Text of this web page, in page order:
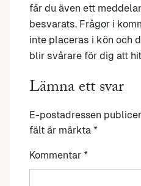
får du även ett
besvarats. Frågor i
inte placeras i kön och
blir svårare för dig att
Lämna ett svar
E-postadressen
fält är märkta *
Kommentar *